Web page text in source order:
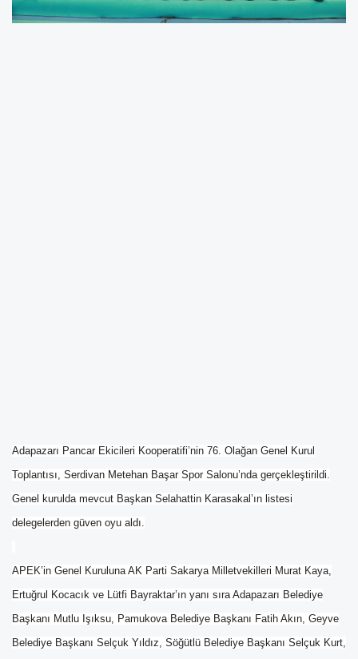
Adapazarı Pancar Ekicileri Kooperatifi’nin 76. Olağan Genel Kurul
Toplantısı, Serdivan Metehan Başar Spor Salonu’nda gerçekleştirildi.
Genel kurulda mevcut Başkan Selahattin Karasakal’ın listesi
delegelerden güven oyu aldı.
APEK’in Genel Kuruluna AK Parti Sakarya Milletvekilleri Murat Kaya,
Ertuğrul Kocacık ve Lütfi Bayraktar’ın yanı sıra Adapazarı Belediye
Başkanı Mutlu Işıksu, Pamukova Belediye Başkanı Fatih Akın, Geyve
Belediye Başkanı Selçuk Yıldız, Söğütlü Belediye Başkanı Selçuk Kurt,